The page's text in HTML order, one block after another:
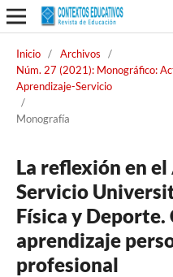
Inicio / Archivos
/
Núm. 27 (2021): Monográfico:
Aprendizaje-Servicio
/
Monografía
La reflexión en
Servicio
Física y Deporte.
aprendizaje
profesional